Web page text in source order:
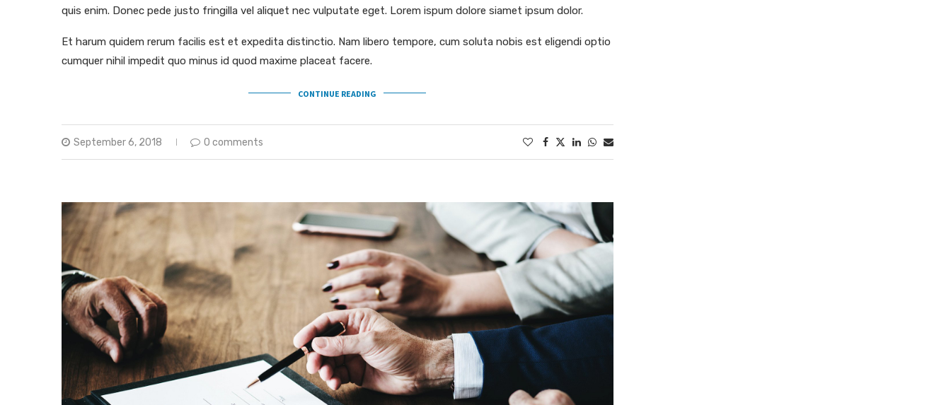
quis enim. Donec pede justo fringilla vel aliquet nec vulputate eget. Lorem ispum dolore siamet ipsum dolor.
Et harum quidem rerum facilis est et expedita distinctio. Nam libero tempore, cum soluta nobis est eligendi optio
cumquer nihil impedit quo minus id quod maxime placeat facere.
CONTINUE READING
September 6, 2018 0 comments